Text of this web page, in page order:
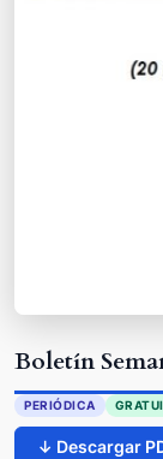
Boletín
PERIÓDICA
↓ Descargar